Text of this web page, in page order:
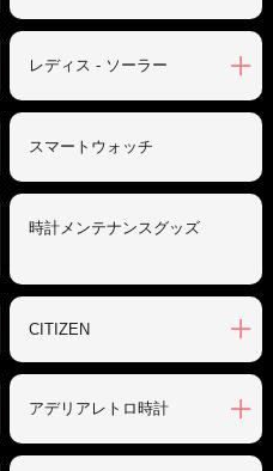
レディス - ソーラー
スマートウォッチ
時計メンテナンスグッズ
CITIZEN
アデリアレトロ時計